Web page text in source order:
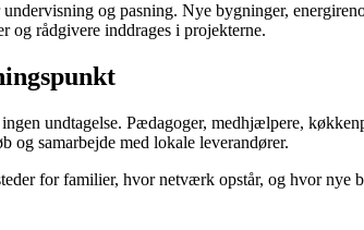
og pasning. Nye bygninger,
og rådgivere inddrages i projekterne.
undtagelse. Pædagoger, medhjælpere,
samarbejde med lokale leverandører.
for familier, hvor netværk opstår, og hvor